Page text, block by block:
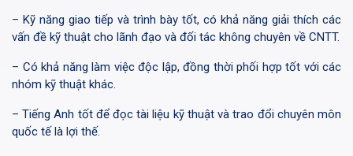
– Kỹ năng giao tiếp và trình bày tốt, có khả năng giải thích các
vấn đề kỹ thuật cho lãnh đạo và đối tác không chuyên về CNTT.
– Có khả năng làm việc độc lập, đồng thời phối hợp tốt với các
nhóm kỹ thuật khác.
– Tiếng Anh tốt để đọc tài liệu kỹ thuật và trao đổi chuyên môn
quốc tế là lợi thế.